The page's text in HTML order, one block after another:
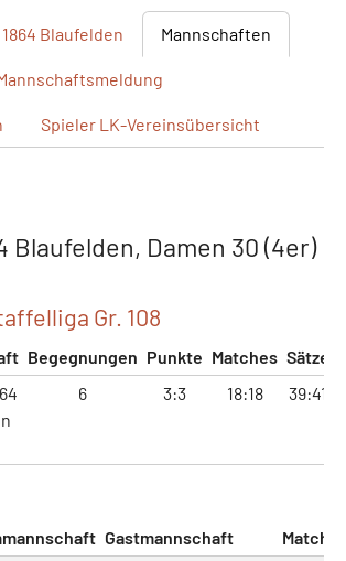
1864 Blaufelden Mannschaften
Spieler LK-Vereinsübersicht
Blaufelden, Damen 30 (4er)
Gr. 108
Begegnungen Punkte Matches Sätze
6 3:3 18:18 39:41
Gastmannschaft